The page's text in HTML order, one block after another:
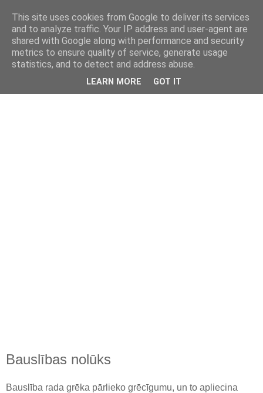
kristietim
viss, kas jāzin kristietim
Bauslības nolūks
Bauslība rada grēka pārlieko grēcīgumu, un to apliecina
This site uses cookies from Google to deliver its services
and to analyze traffic. Your IP address and user-agent are
shared with Google along with performance and security
metrics to ensure quality of service, generate usage
statistics, and to detect and address abuse.
LEARN MORE GOT IT